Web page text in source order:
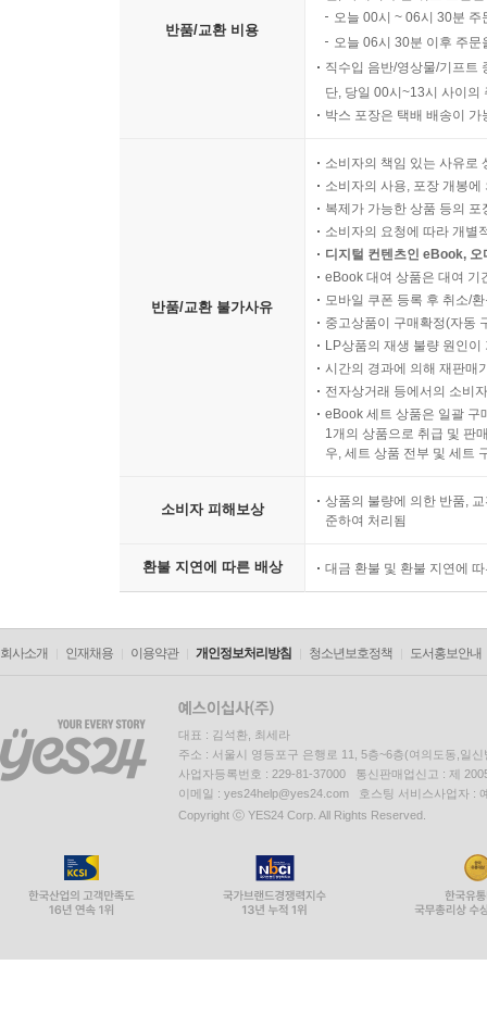
반품/교환 비용
오늘 00시 ~ 06시 30분
오늘 06시 30분 이후 주
직수입 음반/영상물/기프트
단, 당일 00시~13시 사이의
박스 포장은 택배 배송이
반품/교환 불가사유
소비자의 책임 있는 사유로
소비자의 사용, 포장 개봉
복제가 가능한 상품 등의
소비자의 요청에 따라 개별
디지털 컨텐츠인 eBook,
eBook 대여 상품은 대여 기
모바일 쿠폰 등록 후 취소/
중고상품이 구매확정(자동
LP상품의 재생 불량 원인
시간의 경과에 의해 재판매
전자상거래 등에서의 소비
eBook 세트 상품은 일괄 구
1개의 상품으로 취급 및 판
우, 세트 상품 전부 및 세트
소비자 피해보상
상품의 불량에 의한 반품,
준하여 처리됨
환불 지연에 따른 배상 대금 환불 및 환불 지연에
회사소개 인재채용 이용약관 개인정보처리방침 청소년보호정책 도서홍보안내
대표 : 김석환, 최세라
주소 : 서울시 영등포구 은행로 11, 5층~6층(여의도동,일신
사업자등록번호 : 229-81-37000 통신판매업신고 : 제
이메일 : yes24help@yes24.com 호스팅 서비스사업자 :
Copyright ⓒ YES24 Corp. All Rights Reserved.